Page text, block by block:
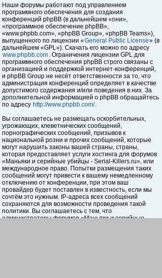
Наши форумы работают под управлением
программного обеспечения для создания
конференций phpBB (в дальнейшем «они»,
«программное обеспечение phpBB»,
«www.phpbb.com», «phpBB Group», «phpBB Teams»),
выпущенного по лицензии «General Public License» (в
дальнейшем «GPL»). Скачать его можно по адресу
www.phpbb.com. Ограничения лицензии GPL для
программного обеспечения phpBB строго связаны с
организацией и поддержкой интернет-конференций,
и phpBB Group не несёт ответственности за то, что
администрация конференций определяет в качестве
допустимого содержания и/или поведения в них. За
дополнительной информацией о phpBB обращайтесь
по адресу http://www.phpbb.com/.
Вы соглашаетесь не размещать оскорбительных,
угрожающих, клеветнических сообщений,
порнографических сообщений, призывов к
национальной розни и прочих сообщений, которые
могут нарушить законы вашей страны, страны,
которая предоставляет услуги хостинга для форумов
«Маньяки и серийные убийцы - Serial-Killers.ru», или
международное право. Попытки размещения таких
сообщений могут привести к вашему немедленному
отключению от конференции, при этом ваш
провайдер будет поставлен в известность, если мы
сочтём это нужным. IP-адреса всех сообщений
сохраняются для возможности проведения такой
политики. Вы соглашаетесь с тем, что
администраторы форумов «Маньяки и серийные